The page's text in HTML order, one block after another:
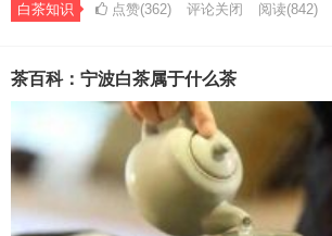
白茶知识 点赞(362) 评论关闭 阅读(842)
茶百科：宁波白茶属于什么茶